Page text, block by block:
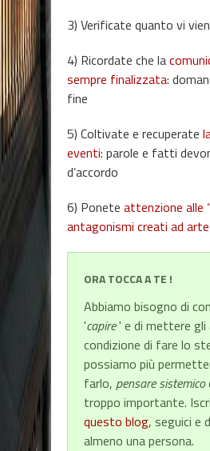
3) Verificate quanto vi
4) Ricordate che la
sempre finalizzata:
fine
5) Coltivate e recuperate
eventi: parole e fatti
d’accordo
6) Ponete attenzione alle
antagonismi creati ad arte
ORA TOCCA A TE !
Abbiamo bisogno di
'capire' e di mettere gli
condizione di fare lo
possiamo più
farlo, pensare sistemico
troppo importante.
questo blog, seguici e
almeno una persona.